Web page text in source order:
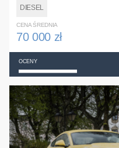
DIESEL
CENA ŚREDNIA
70 000 zł
OCENY